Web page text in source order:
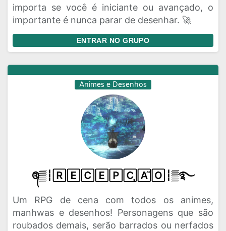
importa se você é iniciante ou avançado, o
importante é nunca parar de desenhar. 🚀
ENTRAR NO GRUPO
Animes e Desenhos
᭕▒┆🅁🄴🄲🄴🄿🄲̧🄰̃🄾┆▒࿐
Um RPG de cena com todos os animes,
manhwas e desenhos! Personagens que são
roubados demais, serão barrados ou nerfados